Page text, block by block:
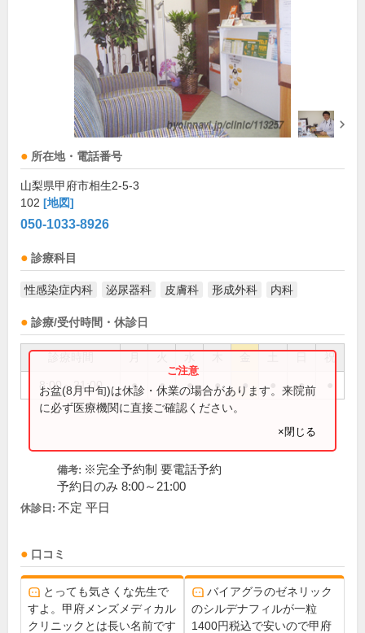
所在地・電話番号
山梨県甲府市相生2-5-3
102 [地図]
050-1033-8926
診療科目
性感染症内科 泌尿器科 皮膚科 形成外科 内科
診療/受付時間・休診日
祝
8:00～21:00 ● ● ● ● ● ●
お盆(8月中旬)は休診・休業の場合があります。来院前
に必ず医療機関に直接ご確認ください。
×閉じる
備考: ※完全予約制 要電話予約
予約日のみ 8:00～21:00
休診日: 不定 平日
口コミ
とっても気さくな先生で
すよ。甲府メンズメディカル
クリニックとは長い名前です
バイアグラのゼネリック
のシルデナフィルが一粒
1400円税込で安いので甲府